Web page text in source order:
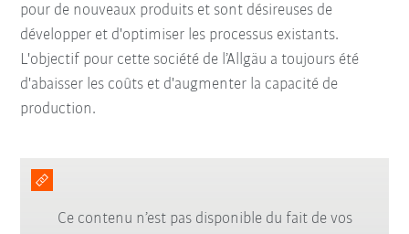
pour de nouveaux produits et sont désireuses de
développer et d'optimiser les processus existants.
L'objectif pour cette société de l’Allgäu a toujours été
d'abaisser les coûts et d'augmenter la capacité de
production.
Ce contenu n’est pas disponible du fait de vos